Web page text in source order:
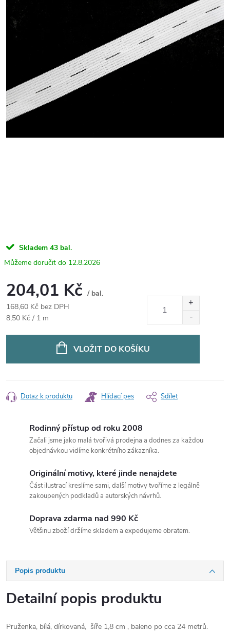
Skladem 43 bal.
12.8.2026
204,01 Kč / bal.
168,60 Kč bez DPH
Měrná
8,50 Kč / 1 m
VLOŽIT DO KOŠÍKU
Dotaz k produktu Hlídací pes Sdílet
Rodinný přístup od roku 2008
Začali jsme jako malá tvořivá prodejna a dodnes za každou
objednávkou vidíme konkrétního zákazníka.
Originální motivy, které jinde nenajdete
Část ilustrací kreslíme sami, další motivy tvoříme z legálně
zakoupených podkladů a autorských návrhů.
Doprava zdarma nad 990 Kč
Většinu zboží držíme skladem a expedujeme obratem.
Popis produktu
Detailní popis produktu
Pruženka, bílá, dírkovaná, šíře 1,8 cm , baleno po cca 24 metrů.